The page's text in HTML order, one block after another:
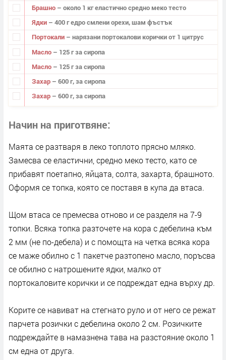
Брашно – около 1 кг еластично средно меко тесто
Ядки – 400 г едро смлени орехи, шам фъстък
Портокали – нарязани портокалови корички от 1 цитрус
Масло – 125 г за сиропа
Масло – 125 г за сиропа
Захар – 600 г, за сиропа
Захар – 600 г, за сиропа
Начин на приготвяне
Маята се разтваря в леко топлото прясно мляко.
Замесва се еластични, средно меко тесто, като се
прибавят поетапно, яйцата, солта, захарта, брашното.
Оформя се топка, която се поставя в купа да втаса.
Щом втаса се премесва отново и се разделя на 7-9
топки. Всяка топка разточете на кора с дебелина към
2 мм (не по-дебела) и с помощта на четка всяка кора
се маже обилно с 1 пакетче разтопено масло, поръсва
се обилно с натрошените ядки, малко от
портокаловите корички и се подреждат една върху др.
Корите се навиват на стегнато руло и от него се режат
парчета розички с дебелина около 2 см. Розичките
подреждайте в намазнена тава на разстояние около 1
см една от друга.